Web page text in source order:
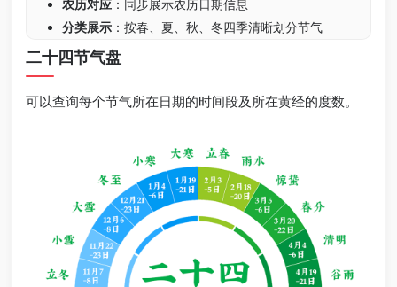
农历对应 ：同步展示农历日期信息
分类展示 ：按春、夏、秋、冬四季清晰划分节气
二十四节气盘
可以查询每个节气所在日期的时间段及所在黄经的度数。